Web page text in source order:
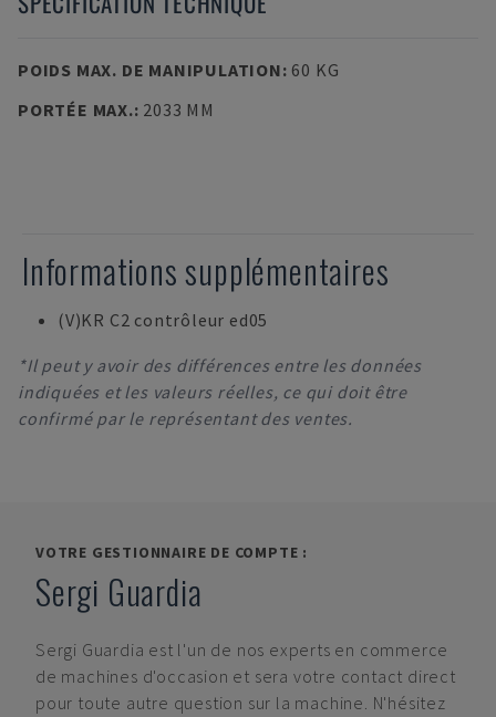
POIDS MAX. DE MANIPULATION: 60 KG
PORTÉE MAX.: 2033 MM
Informations supplémentaires
(V)KR C2 contrôleur ed05
*Il peut y avoir des différences entre les données
indiquées et les valeurs réelles, ce qui doit être
confirmé par le représentant des ventes.
VOTRE GESTIONNAIRE DE COMPTE :
Sergi Guardia
Sergi Guardia est l'un de nos experts en commerce
de machines d'occasion et sera votre contact direct
pour toute autre question sur la machine. N'hésitez